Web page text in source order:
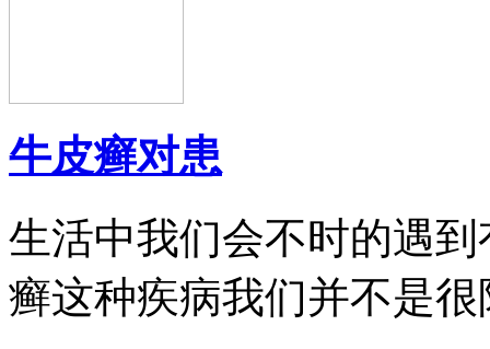
牛皮癣对患
生活中我们会不时的遇
癣这种疾病我们并不是很